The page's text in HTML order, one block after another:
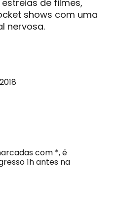
de filmes,
shows com uma
nervosa.
com *, é
1h antes na